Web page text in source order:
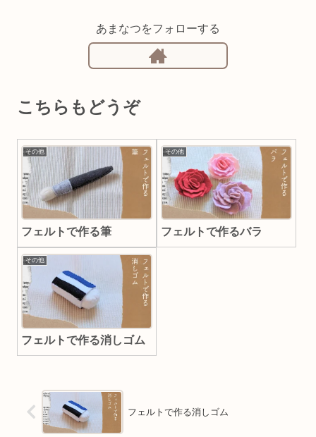
あまなつをフォローする
こちらもどうぞ
その他
フェルトで作る筆
その他
フェルトで作るバラ
その他
フェルトで作る消しゴム
フェルトで作る消しゴム